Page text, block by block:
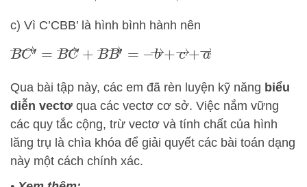
c) Vì C’CBB’ là hình bình hành nên
BC′→=BC → +BB → −b →+ c →
Qua bài tập này, các em đã rèn luyện kỹ năng biểu
diễn vectơ qua các vectơ cơ sở. Việc nắm vững
các quy tắc cộng, trừ vectơ và tính chất của hình
lăng trụ là chìa khóa để giải quyết các bài toán dạng
này một cách chính xác.